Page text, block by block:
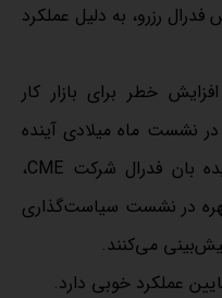
فدرال رزرو، به دلیل عملکرد
خطر برای بازار کار
در نشست ماه میلادی آینده
فدرال رزرو، خبر داد. طبق ابزار دیده بان فدرال شرکت CME،
بهره در نشست سیاست‌گذاری
عملکرد خوبی دارد.